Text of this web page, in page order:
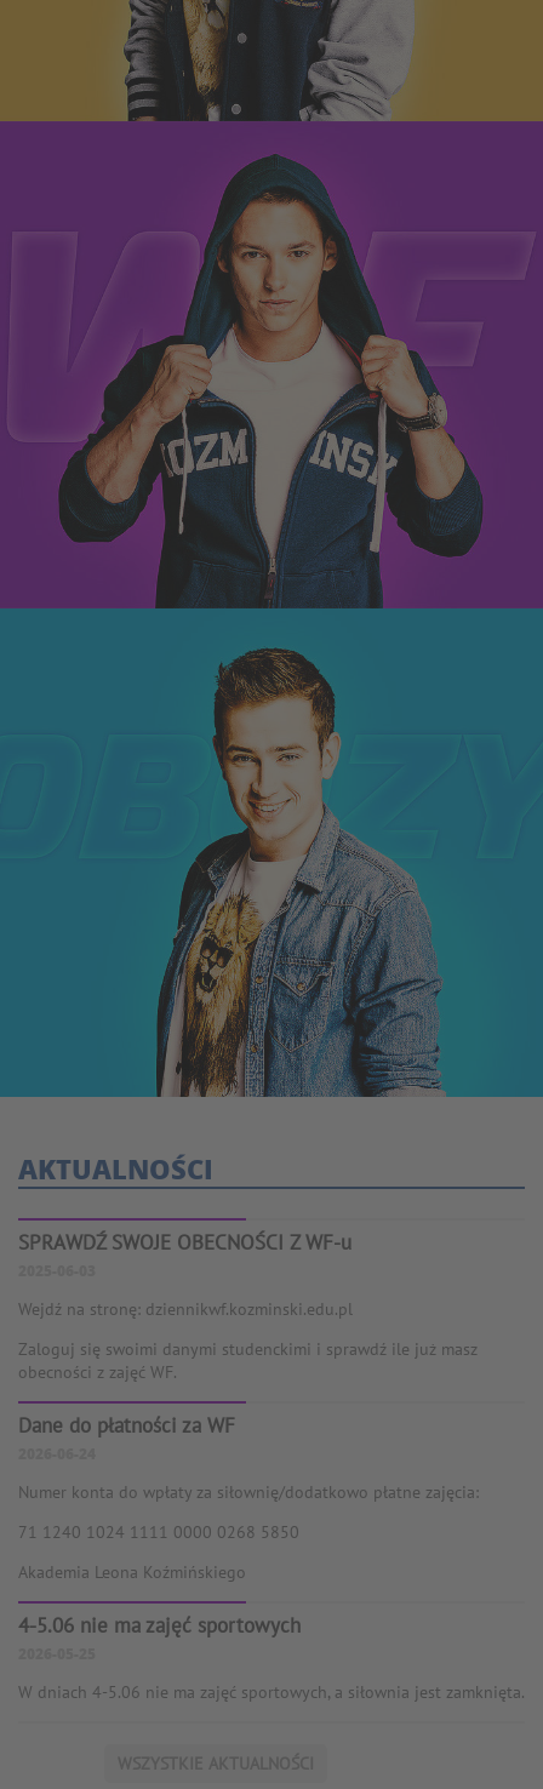
AKTUALNOŚCI
SPRAWDŹ SWOJE OBECNOŚCI Z WF-u
Wejdź na stronę: dziennikwf.kozminski.edu.pl
Zaloguj się swoimi danymi studenckimi i sprawdź ile już masz
obecności z zajęć WF.
Dane do płatności za WF
Numer konta do wpłaty za siłownię/dodatkowo płatne zajęcia:
71 1240 1024 1111 0000 0268 5850
Akademia Leona Koźmińskiego
4-5.06 nie ma zajęć sportowych
W dniach 4-5.06 nie ma zajęć sportowych, a siłownia jest zamknięta.